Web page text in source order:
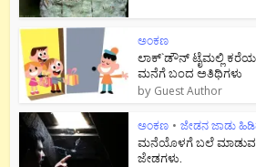
ಅಂಕಣ
ಲಾಕ್`ಡೌನ್ ಟೈಮಲ್ಲಿ
ಮನೆಗೆ ಬಂದ ಅತಿಥಿಗಳು
by Guest Author
ಅಂಕಣ • ಜೇಡನ ಜಾಡು
ಮನೆಯೊಳಗೆ ಬಲೆ ಮಾಡುವ
ಜೇಡಗಳು.